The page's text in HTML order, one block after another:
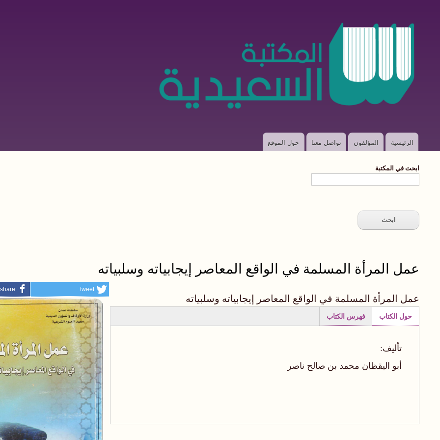
Mainالرئيسية المؤلفون تواصل معنا حول الموقع
ابحث في المكتبة
عمل المرأة المسلمة في الواقع المعاصر إيجابياته وسلبياته
عمل المرأة المسلمة في الواقع المعاصر إيجابياته وسلبياته
حول الكتاب
(علامة
النشطة)
فهرس الكتاب
تأليف:
أبو اليقظان محمد بن صالح ناصر
tweet
share